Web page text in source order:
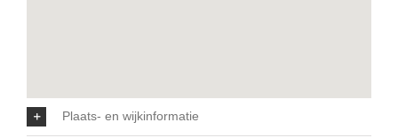
Plaats- en wijkinformatie